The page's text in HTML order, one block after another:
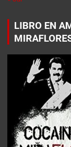
LIBRO EN